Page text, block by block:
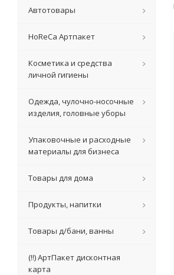
Автотовары
HoReCa Артпакет
Косметика и средства
личной гигиены
Одежда, чулочно-носочные
изделия, головные уборы
Упаковочные и расходные
материалы для бизнеса
Товары для дома
Продукты, напитки
Товары д/бани, ванны
(!!) АртПакет дисконтная
карта